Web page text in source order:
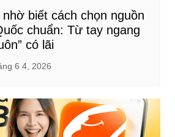
biết cách chọn nguồn
chuẩn: Từ tay ngang
có lãi
6 4, 2026